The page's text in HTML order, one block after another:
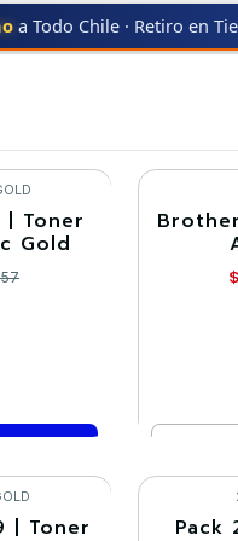
a Todo Chile · Retiro en
Toner
Gold
-30%
| Toner -10%
Pack